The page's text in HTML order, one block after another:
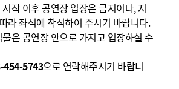
작 이후 공연장 입장은 금지이나,지
라 좌석에 착석하여 주시기 바랍니다.
은 공연장 안으로 가지고 입장하실 수
454-5743으로 연락해주시기 바랍니